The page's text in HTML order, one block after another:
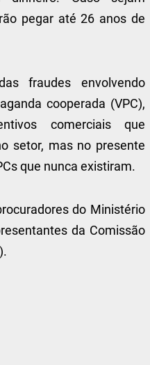
pegar até 26 anos de
fraudes envolvendo
cooperada (VPC),
comerciais que
setor, mas no presente
que nunca existiram.
do Ministério
da Comissão